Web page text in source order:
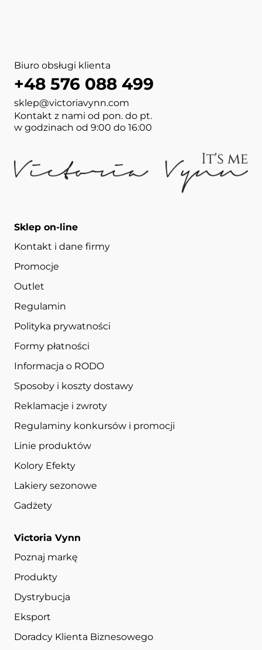
Biuro obsługi klienta
+48 576 088 499
sklep@victoriavynn.com
Kontakt z nami od pon. do pt.
w godzinach od 9:00 do 16:00
Sklep on-line
Kontakt i dane firmy
Promocje
Outlet
Regulamin
Polityka prywatności
Formy płatności
Informacja o RODO
Sposoby i koszty dostawy
Reklamacje i zwroty
Regulaminy konkursów i promocji
Linie produktów
Kolory Efekty
Lakiery sezonowe
Gadżety
Victoria Vynn
Poznaj markę
Produkty
Dystrybucja
Eksport
Doradcy Klienta Biznesowego